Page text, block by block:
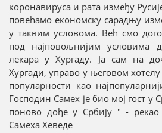
коронавируса и рата између
повећамо економску сарадњу
у таквим условома. Већ смо
под најповољнијим условима
лекара у Хургаду. Ја сам на
Хургади, управо у његовом
популарности као
Господин Самех је био мој гост у
поново дође у Србију " -
Самеха Хеведе